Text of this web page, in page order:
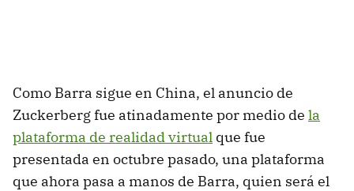
Como Barra sigue en China, el anuncio de
Zuckerberg fue atinadamente por medio de la
plataforma de realidad virtual que fue
presentada en octubre pasado, una plataforma
que ahora pasa a manos de Barra, quien será el